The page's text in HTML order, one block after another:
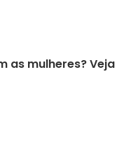
as mulheres? Veja